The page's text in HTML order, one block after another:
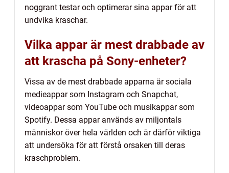
noggrant testar och optimerar sina appar för att
undvika kraschar.
Vilka appar är mest drabbade av
att krascha på Sony-enheter?
Vissa av de mest drabbade apparna är sociala
medieappar som Instagram och Snapchat,
videoappar som YouTube och musikappar som
Spotify. Dessa appar används av miljontals
människor över hela världen och är därför viktiga
att undersöka för att förstå orsaken till deras
kraschproblem.